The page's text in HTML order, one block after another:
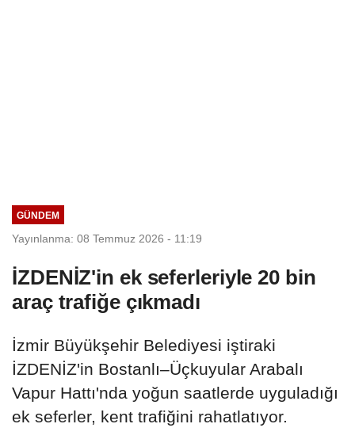
GÜNDEM
Yayınlanma: 08 Temmuz 2026 - 11:19
İZDENİZ'in ek seferleriyle 20 bin
araç trafiğe çıkmadı
İzmir Büyükşehir Belediyesi iştiraki
İZDENİZ'in Bostanlı–Üçkuyular Arabalı
Vapur Hattı'nda yoğun saatlerde uyguladığı
ek seferler, kent trafiğini rahatlatıyor.